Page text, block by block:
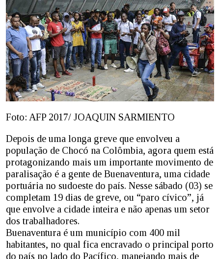
Foto: AFP 2017/ JOAQUIN SARMIENTO
Depois de uma longa greve que envolveu a
população de Chocó na Colômbia, agora quem está
protagonizando mais um importante movimento de
paralisação é a gente de Buenaventura, uma cidade
portuária no sudoeste do país. Nesse sábado (03) se
completam 19 dias de greve, ou “paro cívico”, já
que envolve a cidade inteira e não apenas um setor
dos trabalhadores.
Buenaventura é um município com 400 mil
habitantes, no qual fica encravado o principal porto
do país no lado do Pacífico, manejando mais de